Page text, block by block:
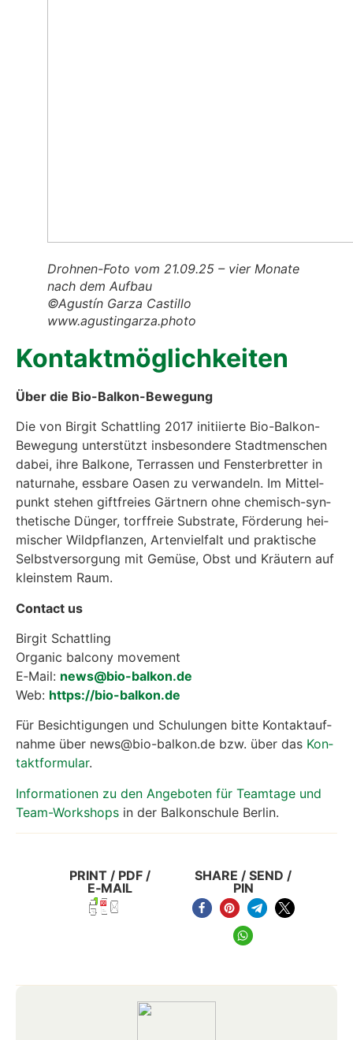
Droh­nen-Foto vom 21.09.25 – vier Mona­te
nach dem Auf­bau
©Agus­tín Gar­za Cas­til­lo
www.agustingarza.photo
Kon­takt­mög­lich­kei­ten
Über die Bio-Bal­kon-Bewe­gung
Die von Bir­git Schatt­ling 2017 initi­ier­te Bio-Bal­kon-
Bewe­gung unter­stützt ins­be­son­de­re Stadt­men­schen
dabei, ihre Bal­ko­ne, Ter­ras­sen und Fens­ter­bret­ter in
natur­na­he, ess­ba­re Oasen zu ver­wan­deln. Im Mit­tel­
punkt ste­hen gift­frei­es Gärt­nern ohne che­misch-syn­
the­ti­sche Dün­ger, torf­freie Sub­stra­te, För­de­rung hei­
mi­scher Wild­pflan­zen, Arten­viel­falt und prak­ti­sche
Selbst­ver­sor­gung mit Gemü­se, Obst und Kräu­tern auf
kleins­tem Raum.
Cont­act us
Bir­git Schatt­ling
Orga­nic bal­c­o­ny move­ment
E‑Mail: news@bio-balkon.de
Web: https://bio-balkon.de
Für Besich­ti­gun­gen und Schu­lun­gen bit­te Kon­takt­auf­
nah­me über news@bio-balkon.de bzw. über das Kon­
takt­for­mu­lar.
Infor­ma­tio­nen zu den Ange­bo­ten für Team­ta­ge und
Team-Work­shops in der Bal­kon­schu­le Ber­lin.
PRINT / PDF /
E‑MAIL
SHARE / SEND /
PIN